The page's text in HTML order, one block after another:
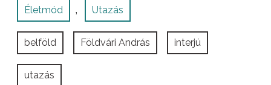
Életmód , Utazás
belföld Földvári András interjú
utazás